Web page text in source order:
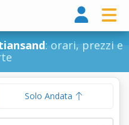
: orari, prezzi e
Solo Andata